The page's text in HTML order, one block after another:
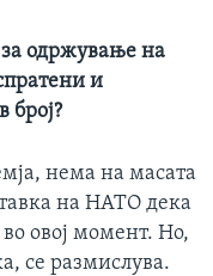
за одржување на
и
број?
нема на масата
на НАТО дека
овој момент. Но,
се размислува.